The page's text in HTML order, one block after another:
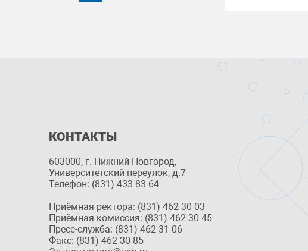
КОНТАКТЫ
603000, г. Нижний Новгород,
Университетский переулок, д.7
Телефон: (831) 433 83 64
Приёмная ректора: (831) 462 30 03
Приёмная комиссия: (831) 462 30 45
Пресс-служба: (831) 462 31 06
Факс: (831) 462 30 85